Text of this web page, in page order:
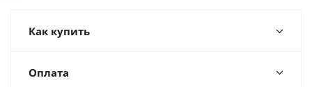
Как купить
Оплата